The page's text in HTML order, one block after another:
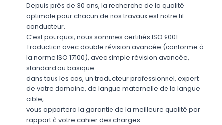
Depuis près de 30 ans, la recherche de la qualité
optimale pour chacun de nos travaux est notre fil
conducteur.
C’est pourquoi, nous sommes certifiés ISO 9001.
Traduction avec double révision avancée (conforme à
la norme ISO 17100), avec simple révision avancée,
standard ou basique:
dans tous les cas, un traducteur professionnel, expert
de votre domaine, de langue maternelle de la langue
cible,
vous apportera la garantie de la meilleure qualité par
rapport à votre cahier des charges.